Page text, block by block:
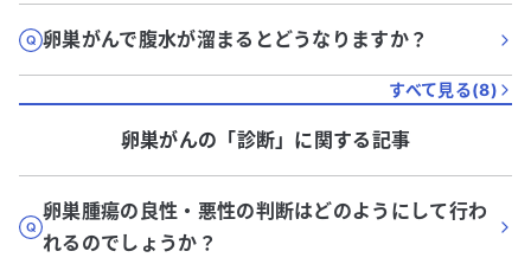
卵巣がんで腹水が溜まるとどうなりますか？
すべて見る(8)
卵巣がんの「診断」に関する記事
卵巣腫瘍の良性・悪性の判断はどのようにして行わ
れるのでしょうか？